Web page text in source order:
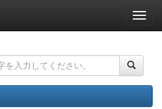
ナ
ビ
ー
ョ
ン